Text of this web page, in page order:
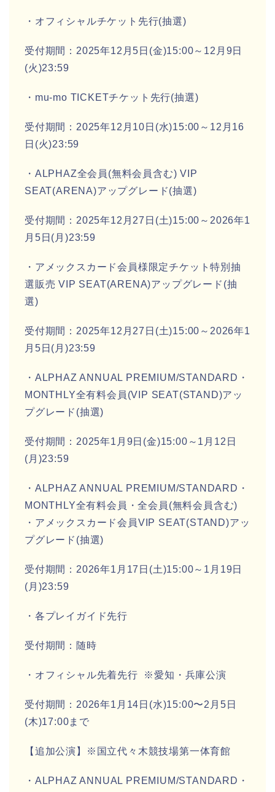
・オフィシャルチケット先行(抽選)
受付期間：2025年12月5日(金)15:00～12月9日
(火)23:59
・mu-mo TICKETチケット先行(抽選)
受付期間：2025年12月10日(水)15:00～12月16
日(火)23:59
・ALPHAZ全会員(無料会員含む) VIP
SEAT(ARENA)アップグレード(抽選)
受付期間：2025年12月27日(土)15:00～2026年1
月5日(月)23:59
・アメックスカード会員様限定チケット特別抽
選販売 VIP SEAT(ARENA)アップグレード(抽
選)
受付期間：2025年12月27日(土)15:00～2026年1
月5日(月)23:59
・ALPHAZ ANNUAL PREMIUM/STANDARD・
MONTHLY全有料会員(VIP SEAT(STAND)アッ
プグレード(抽選)
受付期間：2025年1月9日(金)15:00～1月12日
(月)23:59
・ALPHAZ ANNUAL PREMIUM/STANDARD・
MONTHLY全有料会員・全会員(無料会員含む)
・アメックスカード会員VIP SEAT(STAND)アッ
プグレード(抽選)
受付期間：2026年1月17日(土)15:00～1月19日
(月)23:59
・各プレイガイド先行
受付期間：随時
・オフィシャル先着先行 ※愛知・兵庫公演
受付期間：2026年1月14日(水)15:00〜2月5日
(木)17:00まで
【追加公演】※国立代々木競技場第一体育館
・ALPHAZ ANNUAL PREMIUM/STANDARD・